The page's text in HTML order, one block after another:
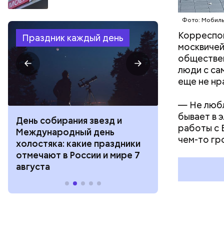
Праздник каждый день
День собирания звезд и
Международный день
холостяка: какие праздники
отмечают в России и мире 7
августа
День
и
праздники
Фото:
люди с
еще не
— Не
бывает в
работы с
чем-то